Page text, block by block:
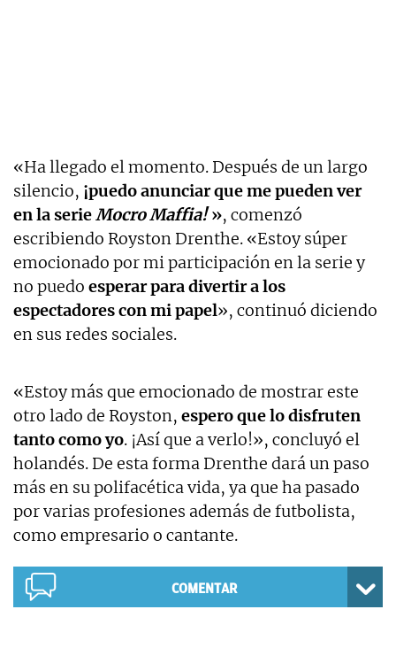
«Ha llegado el momento. Después de un largo
silencio, ¡puedo anunciar que me pueden ver
en la serieMocro Maffia! », comenzó
escribiendo Royston Drenthe. «Estoy súper
emocionado por mi participación en la serie y
no puedo esperar para divertir a los
espectadores con mi papel», continuó diciendo
en sus redes sociales.
«Estoy más que emocionado de mostrar este
otro lado de Royston, espero que lo disfruten
tanto como yo. ¡Así que a verlo!», concluyó el
holandés. De esta forma Drenthe dará un paso
más en su polifacética vida, ya que ha pasado
por varias profesiones además de futbolista,
como empresario o cantante.
COMENTAR